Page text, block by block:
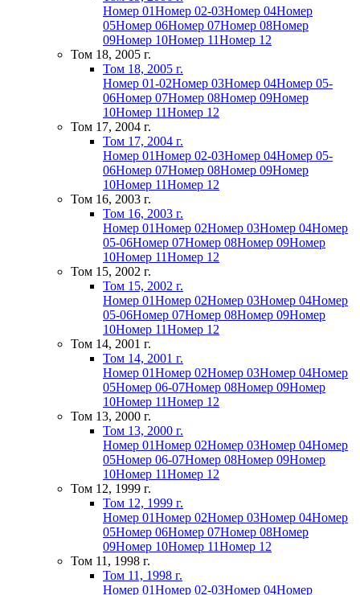
Номер 01Номер 02-03Номер 04Номер
05Номер 06Номер 07Номер 08Номер
09Номер 10Номер 11Номер 12
Том 18, 2005 г.
Том 18, 2005 г.
Номер 01-02Номер 03Номер 04Номер 05-
06Номер 07Номер 08Номер 09Номер
10Номер 11Номер 12
Том 17, 2004 г.
Том 17, 2004 г.
Номер 01Номер 02-03Номер 04Номер 05-
06Номер 07Номер 08Номер 09Номер
10Номер 11Номер 12
Том 16, 2003 г.
Том 16, 2003 г.
Номер 01Номер 02Номер 03Номер 04Номер
05-06Номер 07Номер 08Номер 09Номер
10Номер 11Номер 12
Том 15, 2002 г.
Том 15, 2002 г.
Номер 01Номер 02Номер 03Номер 04Номер
05-06Номер 07Номер 08Номер 09Номер
10Номер 11Номер 12
Том 14, 2001 г.
Том 14, 2001 г.
Номер 01Номер 02Номер 03Номер 04Номер
05Номер 06-07Номер 08Номер 09Номер
10Номер 11Номер 12
Том 13, 2000 г.
Том 13, 2000 г.
Номер 01Номер 02Номер 03Номер 04Номер
05Номер 06-07Номер 08Номер 09Номер
10Номер 11Номер 12
Том 12, 1999 г.
Том 12, 1999 г.
Номер 01Номер 02Номер 03Номер 04Номер
05Номер 06Номер 07Номер 08Номер
09Номер 10Номер 11Номер 12
Том 11, 1998 г.
Том 11, 1998 г.
Номер 01Номер 02-03Номер 04Номер